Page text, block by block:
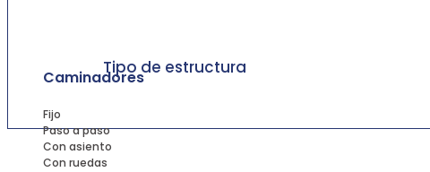
Caminadores
Fijo
Paso a paso
Con asiento
Con ruedas
Tipo de estructura